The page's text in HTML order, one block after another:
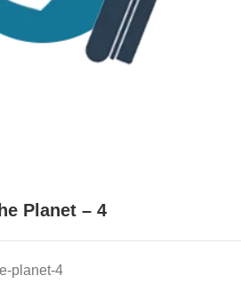
Planet – 4
planet-4